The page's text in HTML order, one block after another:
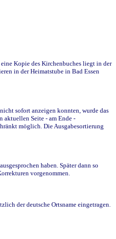
Kopie des Kirchenbuches liegt in der
in der Heimatstube in Bad Essen
sofort anzeigen konnten, wurde das
aktuellen Seite - am Ende -
möglich. Die Ausgabesortierung
haben. Später dann so
vorgenommen.
der deutsche Ortsname eingetragen.